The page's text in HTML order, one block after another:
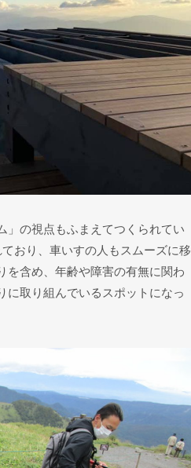
」の視点もふまえてつくられてい
おり、車いすの人もスムーズに移
を含め、年齢や障害の有無に関わ
に取り組んでいるスポットになっ